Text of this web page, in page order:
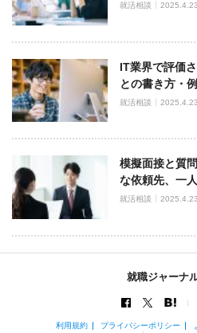
就活相談 2025.4.23
IT業界で評価
との書き方・例
就活相談 2025.4.23
模擬面接と質
な依頼先、一
就活相談 2025.4.23
就職ジャーナ
利用規約 プライバシーポリシー